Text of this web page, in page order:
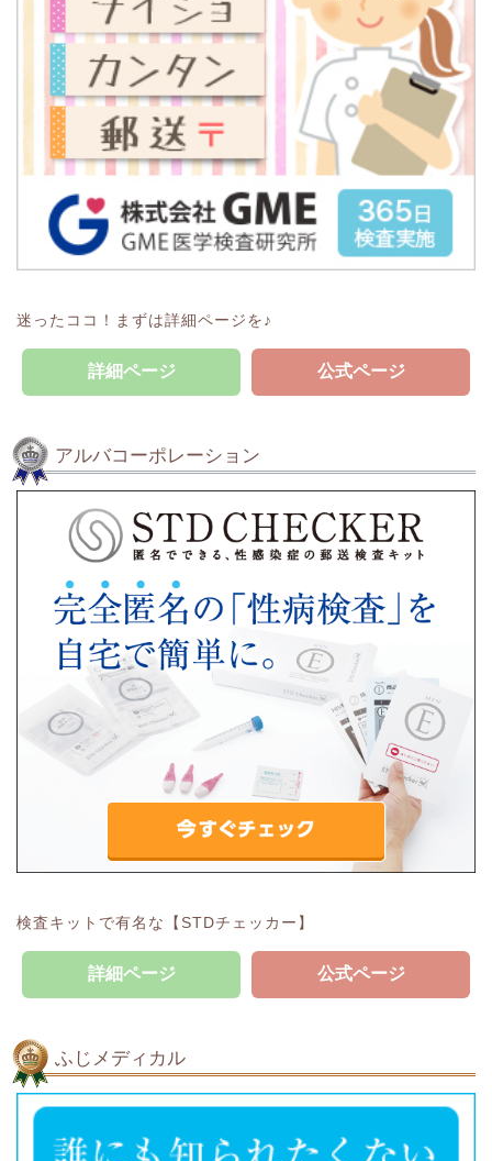
迷ったココ！まずは詳細ページを♪
詳細ページ 公式ページ
アルバコーポレーション
検査キットで有名な【STDチェッカー】
詳細ページ 公式ページ
ふじメディカル